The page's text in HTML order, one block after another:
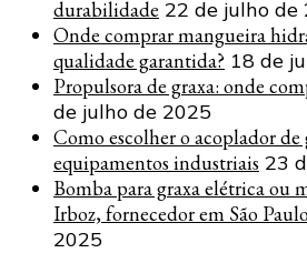
durabilidade 22 de julho de
Onde comprar mangueira
qualidade garantida? 18 de
Propulsora de graxa: onde
de julho de 2025
Como escolher o acoplador de
equipamentos industriais 23
Bomba para graxa elétrica ou
Irboz, fornecedor em São
2025